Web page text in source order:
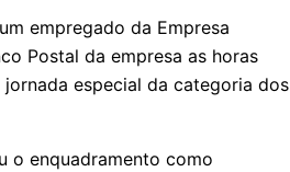
empregado da Empresa
Postal da empresa as horas
especial da categoria dos
o enquadramento como